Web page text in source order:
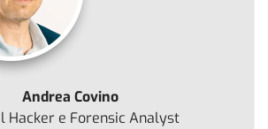
Andrea Covino
Hacker e Forensic Analyst